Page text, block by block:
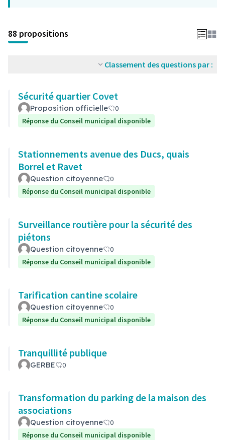
88 propositions
Classement des questions par :
Sécurité quartier Covet
Proposition officielle
0
Réponse du Conseil municipal disponible
Stationnements avenue des Ducs, quais
Borrel et Ravet
Question citoyenne
0
Réponse du Conseil municipal disponible
Surveillance routière pour la sécurité des
piétons
Question citoyenne
0
Réponse du Conseil municipal disponible
Tarification cantine scolaire
Question citoyenne
0
Réponse du Conseil municipal disponible
Tranquillité publique
GERBE 0
Transformation du parking de la maison des
associations
Question citoyenne
0
Réponse du Conseil municipal disponible